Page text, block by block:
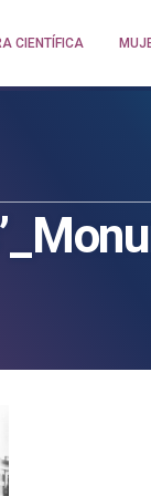
CIENTÍFICA